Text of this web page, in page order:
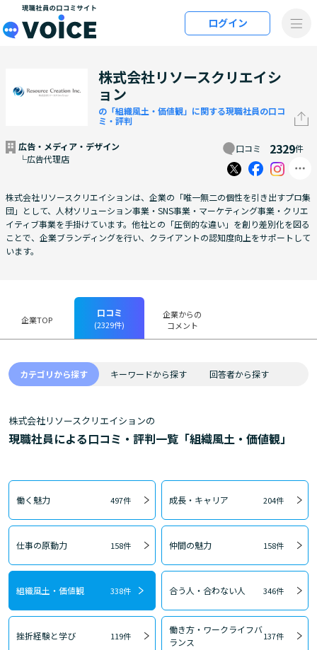
メインコンテンツにスキップ
ログイン
株式会社リソースクリエイシ
ョン
の「組織風土・価値観」に関する現職社員の口コ
ミ・評判
広告・メディア・デザイン
└広告代理店
口コミ 2329件
株式会社リソースクリエイションは、企業の「唯一無二の個性を引き出すプロ集
団」として、人材ソリューション事業・SNS事業・マーケティング事業・クリエ
イティブ事業を手掛けています。他社との「圧倒的な違い」を創り差別化を図る
ことで、企業ブランディングを行い、クライアントの認知度向上をサポートして
います。
企業TOP
口コミ
(2329件)
企業からの
コメント
カテゴリから探す キーワードから探す 回答者から探す
株式会社リソースクリエイションの
現職社員による口コミ・評判一覧「組織風土・価値観」
働く魅力 497件 成長・キャリア 204件
仕事の原動力 158件 仲間の魅力 158件
組織風土・価値観 338件 合う人・合わない人 346件
挫折経験と学び 119件
働き方・ワークライフバ
ランス
137件